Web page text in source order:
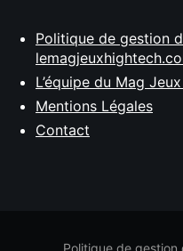
Politique de gestion
L’équipe du Mag
Mentions Légales
Contact
Politique de